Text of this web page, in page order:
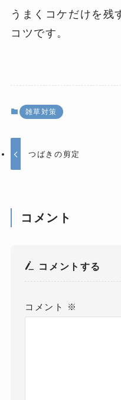
うまくコケだけを残
コツです。
雑草対策
つばきの剪定
コメント
コメントする
コメント ※